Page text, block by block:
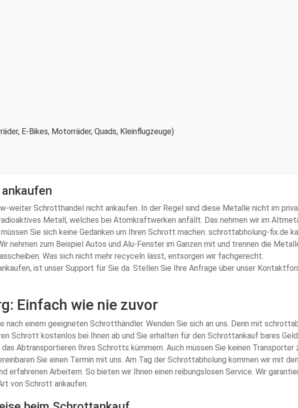
E-Bikes, Motorräder, Quads, Kleinflugzeuge)
weiter Schrotthandel nicht ankaufen. In der Regel sind diese Metalle nicht im
Metall, welches bei Atomkraftwerken anfällt. Das nehmen wir im
Sie sich keine Gedanken um Ihren Schrott machen. schrottabholung-fix.de
nehmen zum Beispiel Autos und Alu-Fenster im Ganzen mit und trennen die
Was sich nicht mehr recyceln lässt, entsorgen wir fachgerecht.
ist unser Support für Sie da. Stellen Sie Ihre Anfrage über unser
Einfach wie nie zuvor
einem geeigneten Schrotthändler. Wenden Sie sich an uns. Denn mit
Schrott kostenlos bei Ihnen ab und Sie erhalten für den Schrottankauf bares Geld
Abtransportieren Ihres Schrotts kümmern. Auch müssen Sie keinen Transporter
Sie einen Termin mit uns. Am Tag der Schrottabholung kommen wir mit
erfahrenen Arbeitern. So bieten wir Ihnen einen reibungslosen Service. Wir
von Schrott ankaufen.